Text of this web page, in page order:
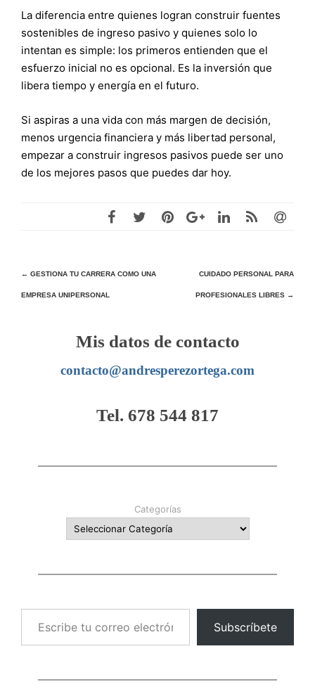
La diferencia entre quienes logran construir fuentes
sostenibles de ingreso pasivo y quienes solo lo
intentan es simple: los primeros entienden que el
esfuerzo inicial no es opcional. Es la inversión que
libera tiempo y energía en el futuro.
Si aspiras a una vida con más margen de decisión,
menos urgencia financiera y más libertad personal,
empezar a construir ingresos pasivos puede ser uno
de los mejores pasos que puedes dar hoy.
Navegación
de
← GESTIONA TU CARRERA COMO UNA
EMPRESA UNIPERSONAL
CUIDADO PERSONAL PARA
PROFESIONALES LIBRES →
Mis datos de contacto
contacto@andresperezortega.com
Tel. 678 544 817
Categorías
Escribe tu correo electrónico…
Subscríbete